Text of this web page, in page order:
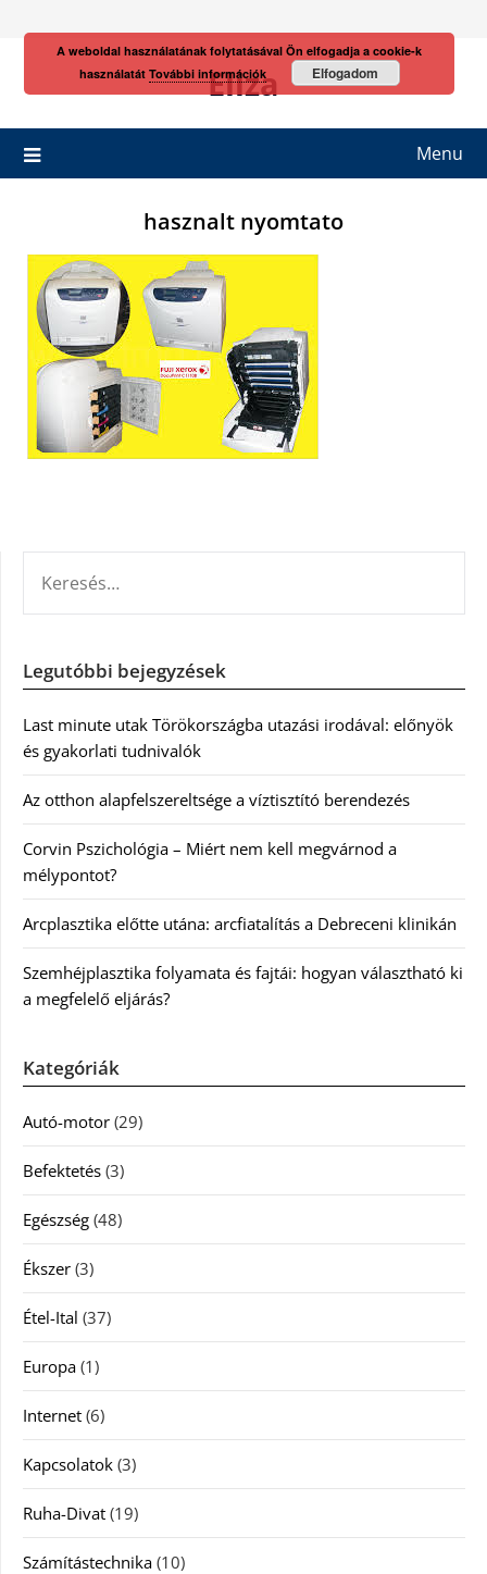
Eliza
Menu
hasznalt nyomtato
Legutóbbi bejegyzések
Last minute utak Törökországba utazási irodával: előnyök
és gyakorlati tudnivalók
Az otthon alapfelszereltsége a víztisztító berendezés
Corvin Pszichológia – Miért nem kell megvárnod a
mélypontot?
Arcplasztika előtte utána: arcfiatalítás a Debreceni klinikán
Szemhéjplasztika folyamata és fajtái: hogyan választható ki
a megfelelő eljárás?
Kategóriák
Autó-motor (29)
Befektetés (3)
Egészség (48)
Ékszer (3)
Étel-Ital (37)
Europa (1)
Internet (6)
Kapcsolatok (3)
Ruha-Divat (19)
Számítástechnika (10)
A weboldal használatának folytatásával Ön elfogadja a cookie-k
használatát További információk Elfogadom